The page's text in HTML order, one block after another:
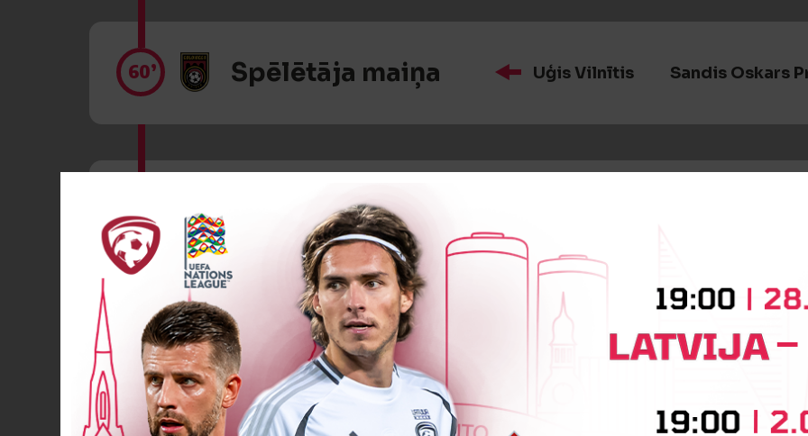
60’ Spēlētāja maiņa Uģis Vilnītis Sandis Oskars
70’ Spēlētāja maiņa
72’ Spēlētāja maiņa Klāvs Kārlis Kovaļš Roberts